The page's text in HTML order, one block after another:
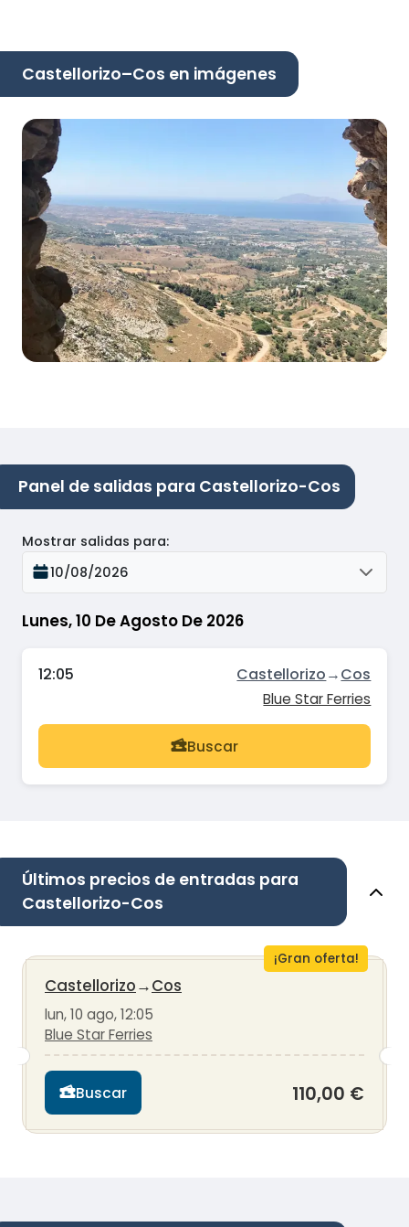
Castellorizo–Cos en imágenes
Panel de salidas para Castellorizo-Cos
Lunes, 10 De Agosto De 2026
Mostrar salidas para:
10/08/2026
12:05 Castellorizo→Cos
Blue Star Ferries
Buscar
Últimos precios de entradas para
Castellorizo-Cos
¡Gran oferta!
Castellorizo→Cos
lun, 10 ago, 12:05
Blue Star Ferries
Buscar 110,00 €